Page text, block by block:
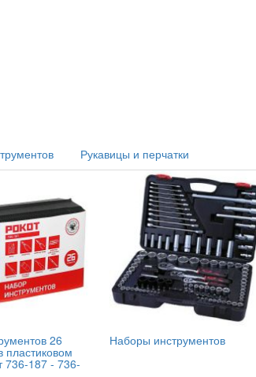
Рукавицы и перчатки
26
пластиковом
736-187 - 736-
Наборы инструментов